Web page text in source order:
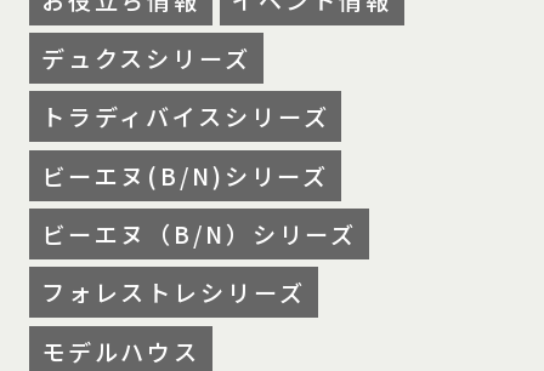
デュクスシリーズ
トラディバイスシリーズ
ビーエヌ(B/N)シリーズ
ビーエヌ（B/N）シリーズ
フォレストレシリーズ
モデルハウス